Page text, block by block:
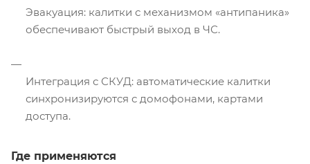
Эвакуация: калитки с механизмом «антипаника»
обеспечивают быстрый выход в ЧС.
Интеграция с СКУД: автоматические калитки
синхронизируются с домофонами, картами
доступа.
Где применяются